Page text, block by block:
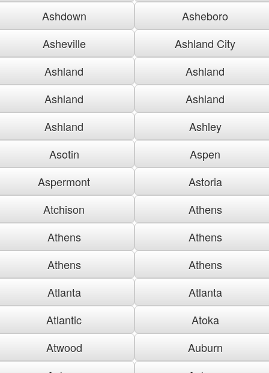
Ashdown
Asheboro
Asheville
Ashland City
Ashland
Ashland
Ashland
Ashland
Ashland
Ashley
Asotin
Aspen
Aspermont
Astoria
Atchison
Athens
Athens
Athens
Athens
Athens
Atlanta
Atlanta
Atlantic
Atoka
Atwood
Auburn